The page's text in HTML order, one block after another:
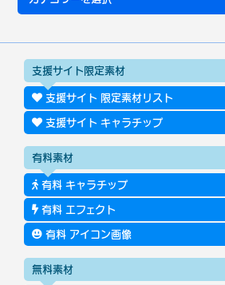
支援サイト限定素材
支援サイト 限定素材リスト
支援サイト キャラチップ
有料素材
有料 キャラチップ
有料 エフェクト
有料 アイコン画像
無料素材